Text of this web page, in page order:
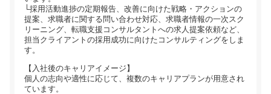
└採用活動進捗の定期報告、改善に向けた戦略・アクションの
提案、求職者に関する問い合わせ対応、求職者情報の一次スク
リーニング、転職支援コンサルタントへの求人提案依頼など、
担当クライアントの採用成功に向けたコンサルティングをしま
す。
【入社後のキャリアイメージ】
個人の志向や適性に応じて、複数のキャリアプランが用意され
ています。